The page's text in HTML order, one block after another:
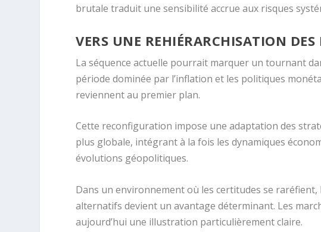
brutale traduit une sensibilité accrue aux risques
VERS UNE REHIÉRARCHISATION DES
La séquence actuelle pourrait marquer un tournant
période dominée par l’inflation et les politiques
reviennent au premier plan.
Cette reconfiguration impose une adaptation des
plus globale, intégrant à la fois les dynamiques
évolutions géopolitiques.
Dans un environnement où les certitudes se
alternatifs devient un avantage déterminant. Les
aujourd’hui une illustration particulièrement claire.